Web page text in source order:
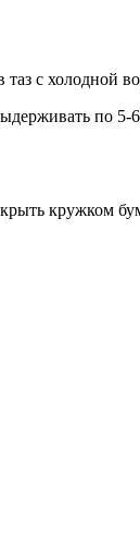
с холодной
по 5-
кружком